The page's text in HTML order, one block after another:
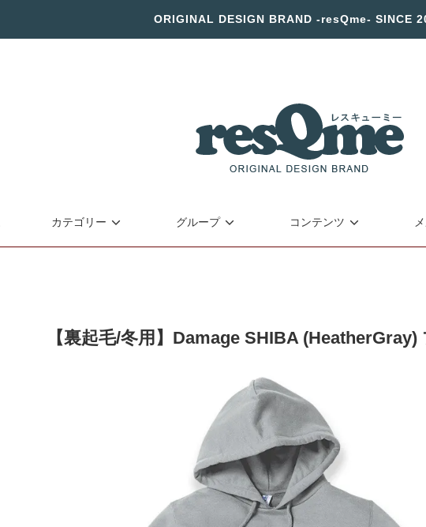
ORIGINAL DESIGN BRAND -resQme- SINCE
カテゴリー グループ コンテンツ
【裏起毛/冬用】Damage SHIBA